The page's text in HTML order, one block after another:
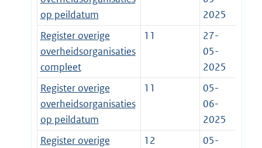
op peildatum
2025
Register overige
overheidsorganisaties
compleet
11
27-
05-
2025
Register overige
overheidsorganisaties
op peildatum
11
05-
06-
2025
Register overige
12
05-